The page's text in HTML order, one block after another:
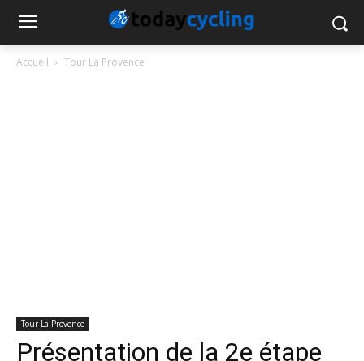
Accueil Tour La Provence
Tour La Provence
Présentation de la 2e étape